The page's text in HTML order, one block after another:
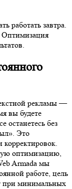
работать завтра.
Оптимизация
рекламы —
вы будете
останетесь без
Это
оптимизацию,
Armada мы
работе, цель
при минимальных